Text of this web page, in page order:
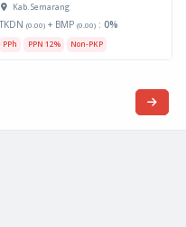
Kab. Semarang
TKDN (0.00) + BMP (0.00) : 0%
PPh PPN 12% Non-PKP